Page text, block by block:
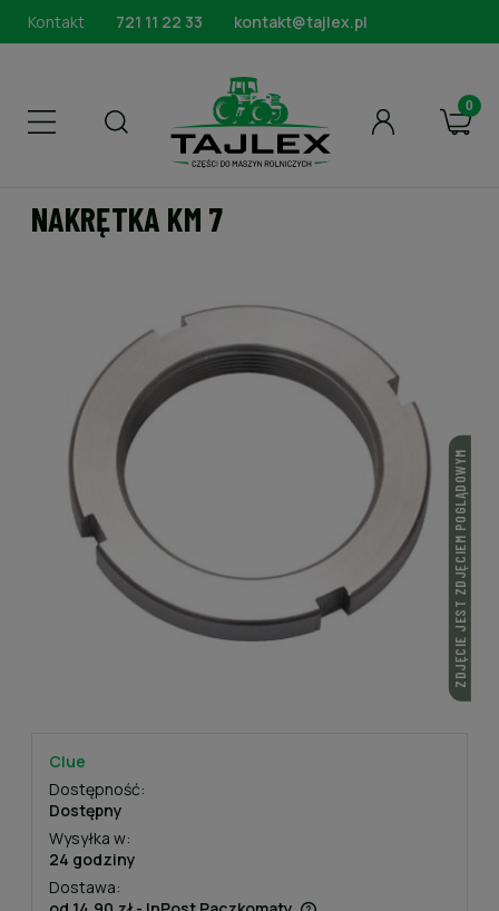
Kontakt 721 11 22 33 kontakt@tajlex.pl
NAKRĘTKA KM 7
ZDJĘCIE JEST ZDJĘCIEM POGLĄDOWYM
Clue
Dostępność:
Dostępny
Wysyłka w:
24 godziny
Dostawa: